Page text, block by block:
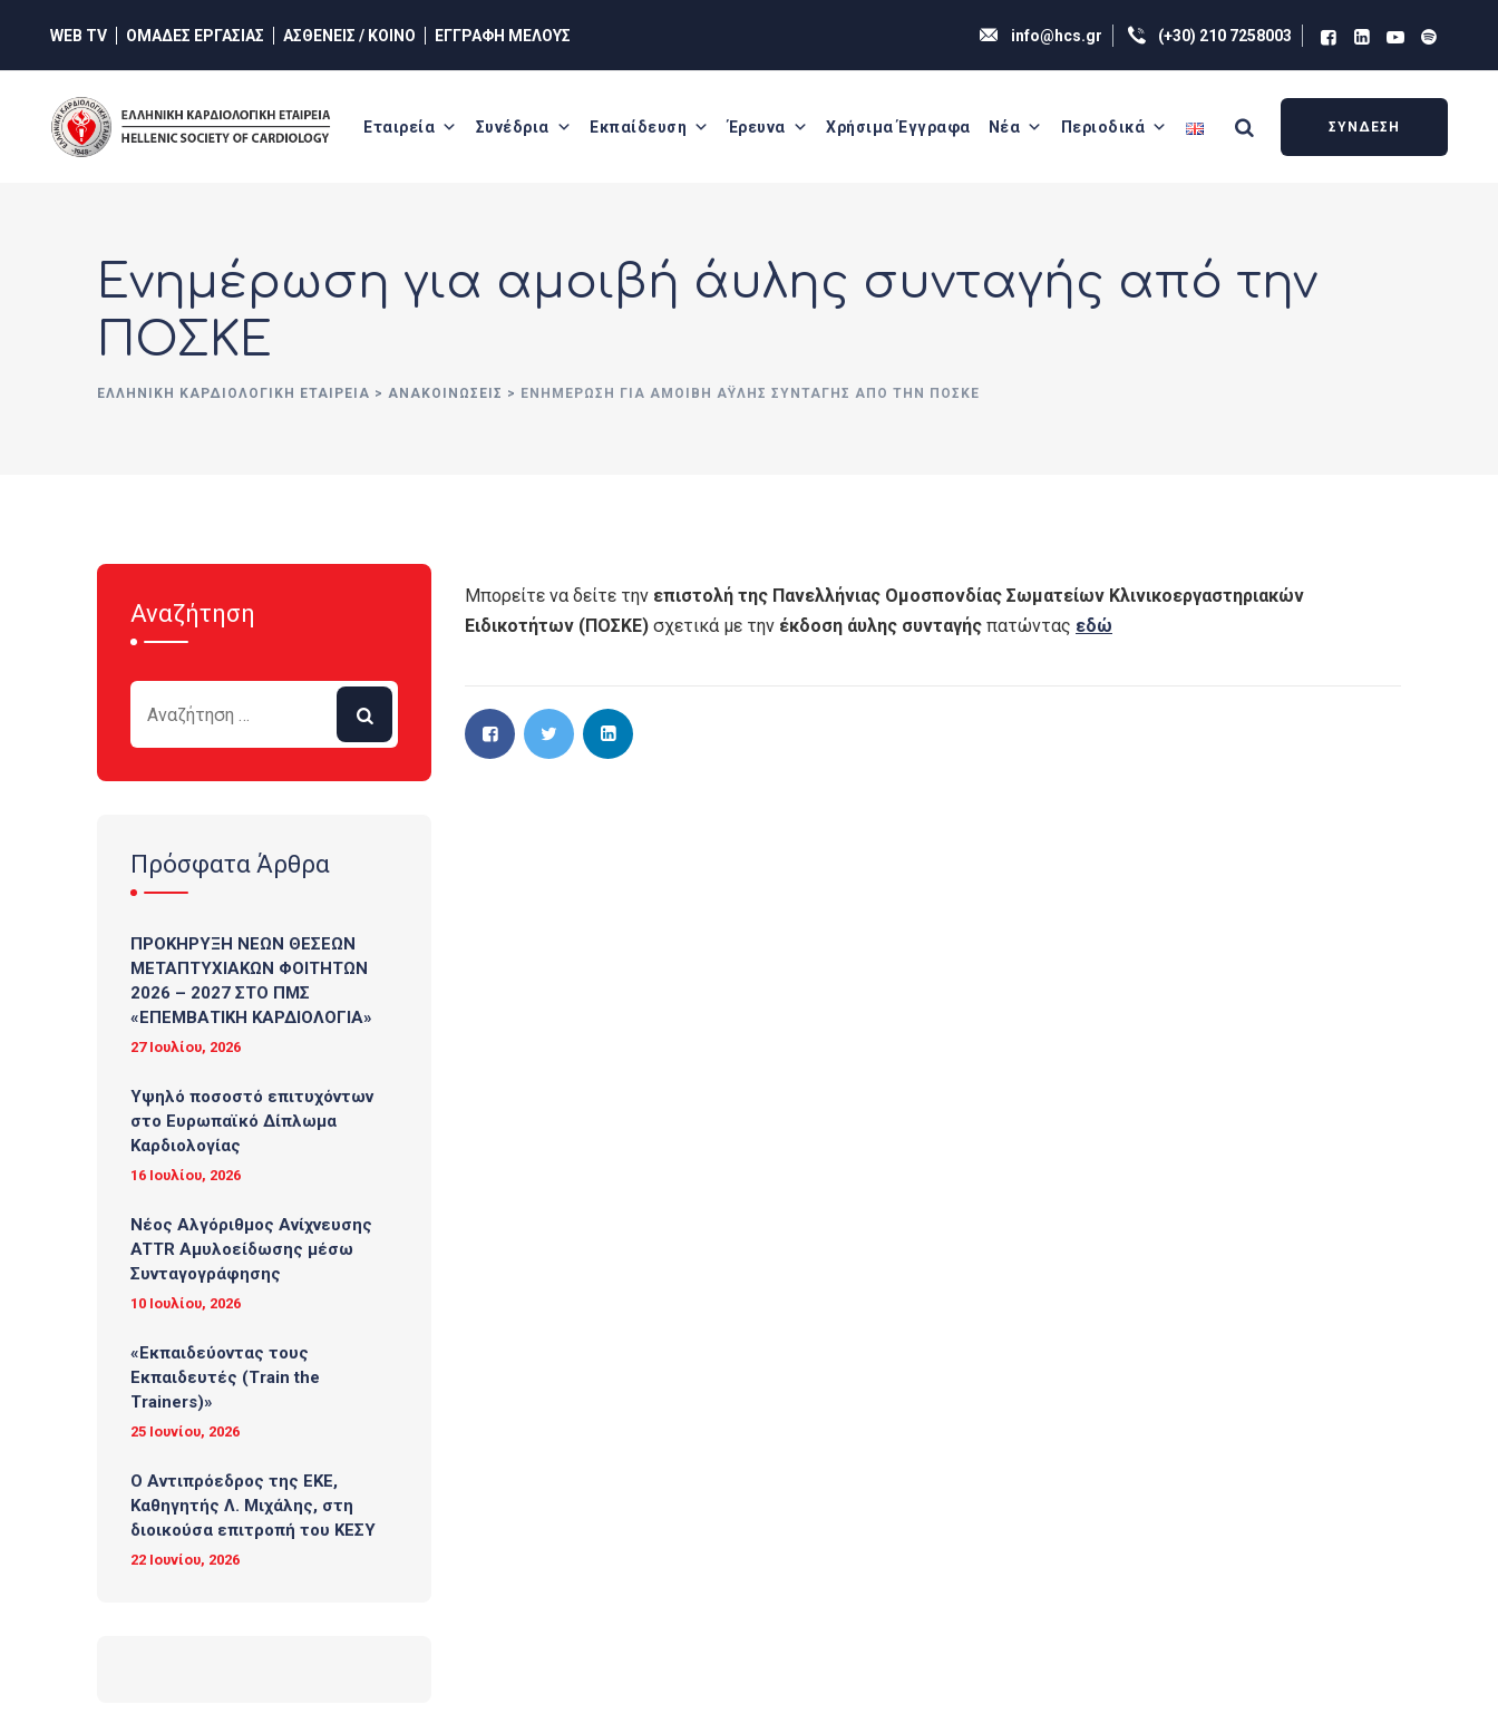
content
WEB TV ΟΜΑΔΕΣ ΕΡΓΑΣΙΑΣ ΑΣΘΕΝΕΙΣ / ΚΟΙΝΟ ΕΓΓΡΑΦΗ ΜΕΛΟΥΣ info@hcs.gr (+30) 210 7258003
Εταιρεία Συνέδρια Εκπαίδευση Έρευνα Χρήσιμα Έγγραφα Νέα Περιοδικά ΣΥΝΔΕΣΗ
Ενημέρωση για αμοιβή άυλης συνταγής από την
ΠΟΣΚΕ
ΕΛΛΗΝΙΚΉ ΚΑΡΔΙΟΛΟΓΙΚΉ ΕΤΑΙΡΕΊΑ > ΑΝΑΚΟΙΝΏΣΕΙΣ > ΕΝΗΜΈΡΩΣΗ ΓΙΑ ΑΜΟΙΒΉ ΆΥΛΗΣ ΣΥΝΤΑΓΉΣ ΑΠΌ ΤΗΝ ΠΟΣΚΕ
Μπορείτε να δείτε την επιστολή της Πανελλήνιας Ομοσπονδίας Σωματείων Κλινικοεργαστηριακών
Ειδικοτήτων (ΠΟΣΚΕ) σχετικά με την έκδοση άυλης συνταγής πατώντας εδώ
Αναζήτηση
Πρόσφατα Άρθρα
ΠΡΟΚΗΡΥΞΗ ΝΕΩΝ ΘΕΣΕΩΝ
ΜΕΤΑΠΤΥΧΙΑΚΩΝ ΦΟΙΤΗΤΩΝ
2026 – 2027 ΣΤΟ ΠΜΣ
«ΕΠΕΜΒΑΤΙΚΗ ΚΑΡΔΙΟΛΟΓΙΑ»
27 Ιουλίου, 2026
Υψηλό ποσοστό επιτυχόντων
στο Ευρωπαϊκό Δίπλωμα
Καρδιολογίας
16 Ιουλίου, 2026
Νέος Αλγόριθμος Ανίχνευσης
ATTR Αμυλοείδωσης μέσω
Συνταγογράφησης
10 Ιουλίου, 2026
«Εκπαιδεύοντας τους
Εκπαιδευτές (Τrain the
Trainers)»
25 Ιουνίου, 2026
O Αντιπρόεδρος της ΕΚΕ,
Καθηγητής Λ. Μιχάλης, στη
διοικούσα επιτροπή του ΚΕΣΥ
22 Ιουνίου, 2026